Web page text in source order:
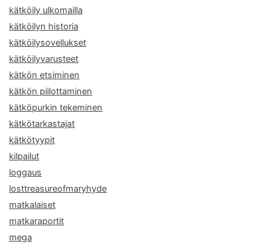
kätköily ulkomailla
kätköilyn historia
kätköilysovellukset
kätköilyvarusteet
kätkön etsiminen
kätkön piilottaminen
kätköpurkin tekeminen
kätkötarkastajat
kätkötyypit
kilpailut
loggaus
losttreasureofmaryhyde
matkalaiset
matkaraportit
mega